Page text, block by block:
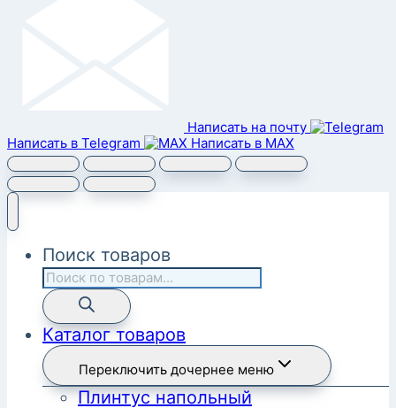
Написать на почту
Написать в Telegram
Написать в MAX
Поиск товаров
Каталог товаров
Переключить дочернее меню
Плинтус напольный